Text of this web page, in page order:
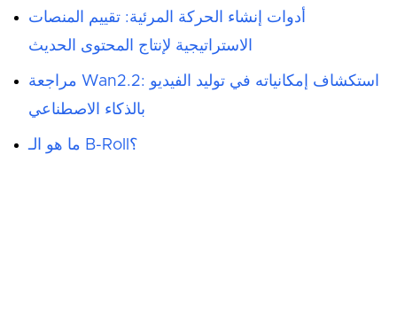
أدوات إنشاء الحركة المرئية: تقييم المنصات
الاستراتيجية لإنتاج المحتوى الحديث
مراجعة Wan2.2: استكشاف إمكانياته في توليد الفيديو
بالذكاء الاصطناعي
ما هو الـ B-Roll؟